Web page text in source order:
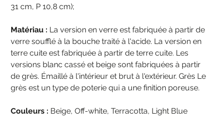
31 cm, P 10,8 cm);
Matériau : La version en verre est fabriquée à partir de
verre soufflé à la bouche traité à l'acide. La version en
terre cuite est fabriquée à partir de terre cuite. Les
versions blanc cassé et beige sont fabriquées à partir
de grès. Émaillé à l'intérieur et brut à l'extérieur. Grès Le
grès est un type de poterie qui a une finition poreuse.
Couleurs : Beige, Off-white, Terracotta, Light Blue